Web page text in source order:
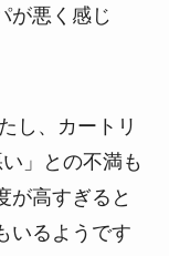
が悪く感じ
し、カートリ
」との不満も
が高すぎると
いるようです​